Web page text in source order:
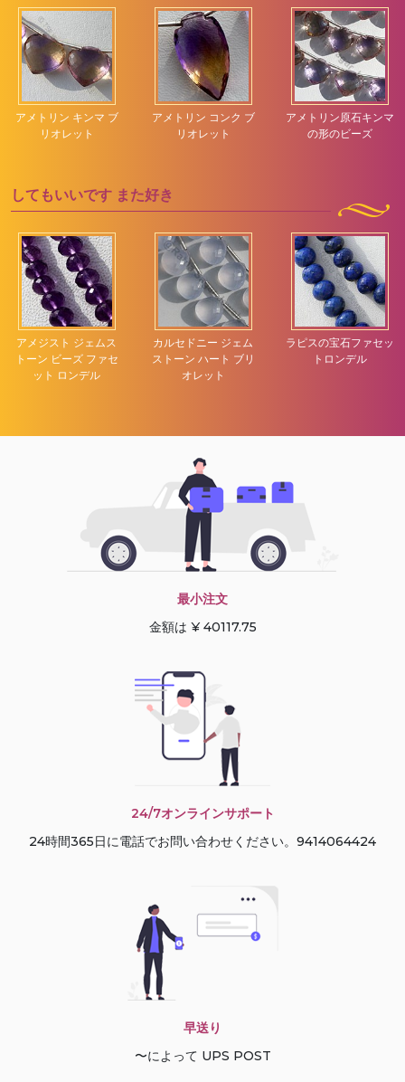
アメトリン キンマ ブ
リオレット
アメトリン コンク ブ
リオレット
アメトリン原石キンマ
の形のビーズ
してもいいです また好き
アメジスト ジェムス
トーン ビーズ ファセ
ット ロンデル
カルセドニー ジェム
ストーン ハート ブリ
オレット
ラピスの宝石ファセッ
トロンデル
最小注文
金額は ¥ 40117.75
24/7オンラインサポート
24時間365日に電話でお問い合わせください。9414064424
早送り
〜によって UPS POST